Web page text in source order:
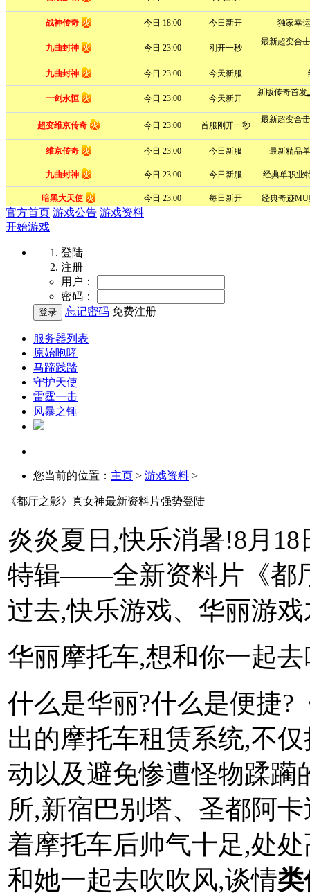
官方首页 游戏公告 游戏资料
开始游戏
登陆
注册
用户：
密码：
忘记密码 免费注册
服务器列表
原始咆哮
马蹄践踏
守护天使
雷霆一击
风暴之锤
您当前的位置： 主页 > 游戏资料 >
《都厅之影》真女神最新资料片强势登陆
炎炎夏日,快乐消暑!8月
特辑――全新资料片《都
过去,快乐游戏、华丽游
华丽摩托车,想和你一起
什么是华丽?什么是便捷?
出的摩托车租赁系统,不
动以及避免惨遭怪物蹂躏
所,新宿巴别塔、圣都阿
着摩托车后帅气十足,处
和她一起去吹吹风,谈情